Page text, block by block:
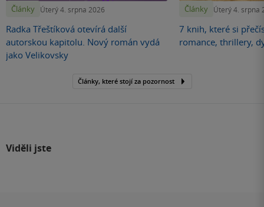
Články Úterý 4. srpna 2026
Radka Třeštíková otevírá další
autorskou kapitolu. Nový román vydá
jako Velikovsky
Články Úterý 4. srpna
7 knih, které si
romance, thrillery,
Články, které stojí za pozornost
Viděli jste